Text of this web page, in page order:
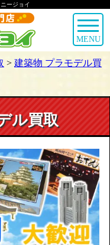
ージョイ
MENU
> 建築物 プラモデル買
ル買取